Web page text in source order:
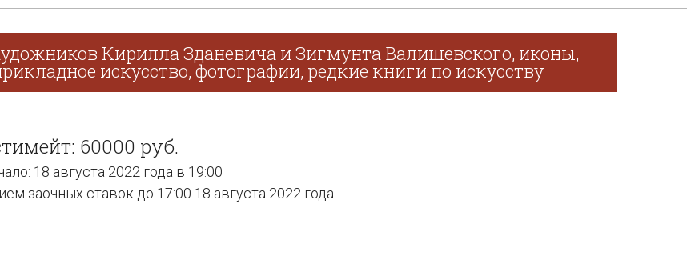
Кирилла Зданевича и Зигмунта Валишевского, иконы,
искусство, фотографии, редкие книги по искусству
60000 руб.
18 августа 2022 года в 19:00
заочных ставок до 17:00 18 августа 2022 года